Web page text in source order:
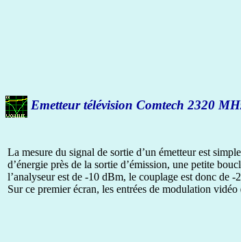
Emetteur télévision Comtech 2320
La mesure du signal de sortie d’un émetteur est
d’énergie près de la sortie d’émission, une petite
l’analyseur est de -10 dBm, le couplage est donc de
Sur ce premier écran, les entrées de modulation vidéo